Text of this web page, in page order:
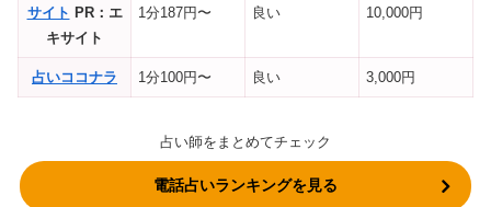
サイト PR：エ
キサイト
1分187円〜 良い 10,000円
占いココナラ 1分100円〜 良い 3,000円
占い師をまとめてチェック
電話占いランキングを見る